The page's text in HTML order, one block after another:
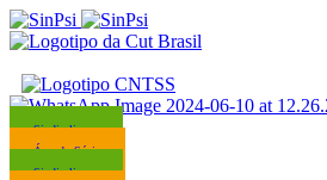
Sindicalize-se
Área do Sócio
Sindicalize-se